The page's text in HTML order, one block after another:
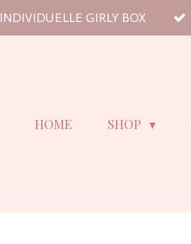
INDIVIDUELLE GIRLY BOX
HOME SHOP